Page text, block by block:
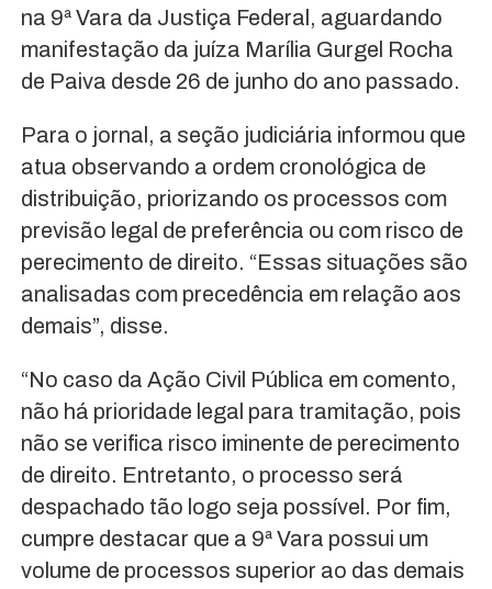
na 9ª Vara da Justiça Federal, aguardando
manifestação da juíza Marília Gurgel Rocha
de Paiva desde 26 de junho do ano passado.
Para o jornal, a seção judiciária informou que
atua observando a ordem cronológica de
distribuição, priorizando os processos com
previsão legal de preferência ou com risco de
perecimento de direito. “Essas situações são
analisadas com precedência em relação aos
demais”, disse.
“No caso da Ação Civil Pública em comento,
não há prioridade legal para tramitação, pois
não se verifica risco iminente de perecimento
de direito. Entretanto, o processo será
despachado tão logo seja possível. Por fim,
cumpre destacar que a 9ª Vara possui um
volume de processos superior ao das demais